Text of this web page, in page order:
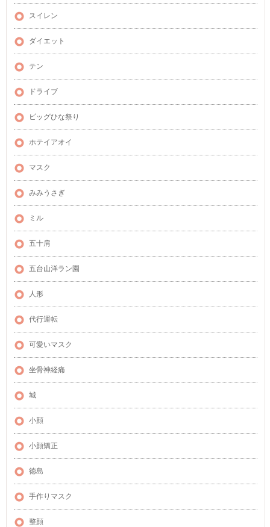
スイレン
ダイエット
テン
ドライブ
ビッグひな祭り
ホテイアオイ
マスク
みみうさぎ
ミル
五十肩
五台山洋ラン園
人形
代行運転
可愛いマスク
坐骨神経痛
城
小顔
小顔矯正
徳島
手作りマスク
整顔